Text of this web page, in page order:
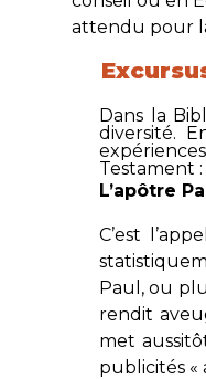
attendu pour
Dans la
diversité.
Testament
L’apôtre
C’est
Paul, ou
rendit
met
publicités «